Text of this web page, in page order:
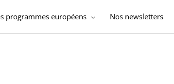
programmes européens Nos newsletters